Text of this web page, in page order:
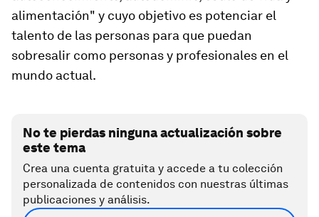
alimentación" y cuyo objetivo es potenciar el
talento de las personas para que puedan
sobresalir como personas y profesionales en el
mundo actual.
No te pierdas ninguna actualización sobre
este tema
Crea una cuenta gratuita y accede a tu colección
personalizada de contenidos con nuestras últimas
publicaciones y análisis.